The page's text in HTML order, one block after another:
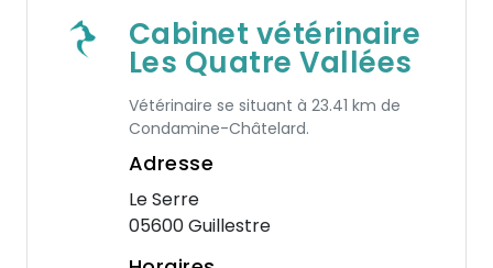
Cabinet vétérinaire
Les Quatre Vallées
Vétérinaire se situant à 23.41 km de
Condamine-Châtelard.
Adresse
Le Serre
05600 Guillestre